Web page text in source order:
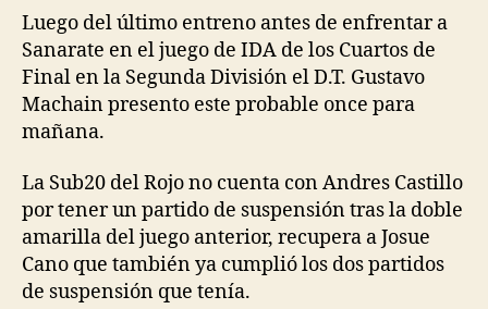
Luego del último entreno antes de enfrentar a
Sanarate en el juego de IDA de los Cuartos de
Final en la Segunda División el D.T. Gustavo
Machain presento este probable once para
mañana.
La Sub20 del Rojo no cuenta con Andres Castillo
por tener un partido de suspensión tras la doble
amarilla del juego anterior, recupera a Josue
Cano que también ya cumplió los dos partidos
de suspensión que tenía.